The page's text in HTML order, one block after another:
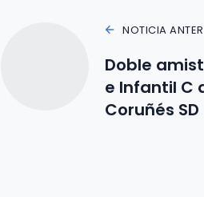
NOTICIA
Doble
e Infantil C
Coruñés SD